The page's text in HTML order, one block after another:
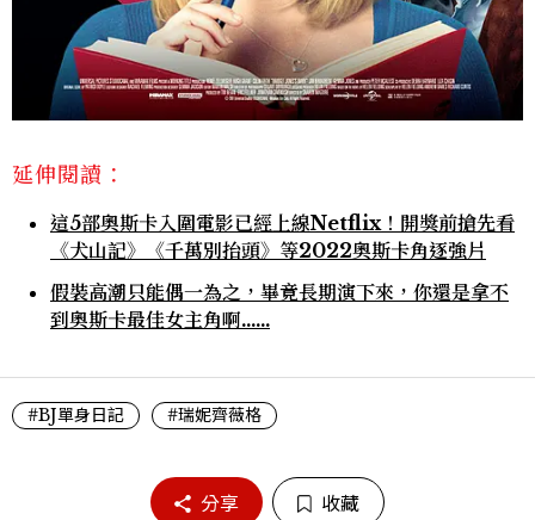
延伸閱讀：
這5部奧斯卡入圍電影已經上線Netflix！開獎前搶先看
《犬山記》《千萬別抬頭》等2022奧斯卡角逐強片
假裝高潮只能偶一為之，畢竟長期演下來，你還是拿不
到奧斯卡最佳女主角啊……
#BJ單身日記 #瑞妮齊薇格
分享 收藏